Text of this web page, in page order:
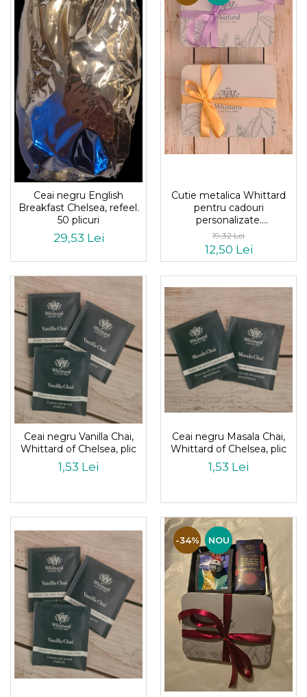
Ceai negru English
Breakfast Chelsea, refeel.
50 plicuri
29,53 Lei
Cutie metalica Whittard
pentru cadouri
personalizate.
dimensiuni21x16x7.5
19,32 Lei
12,50 Lei
Ceai negru Vanilla Chai,
Whittard of Chelsea, plic
1,53 Lei
Ceai negru Masala Chai,
Whittard of Chelsea, plic
1,53 Lei
-34% NOU